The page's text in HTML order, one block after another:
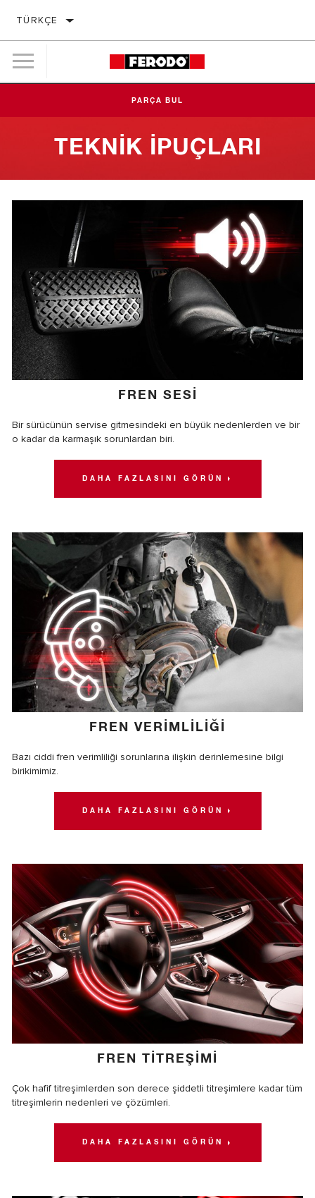
TÜRKÇE
PARÇA BUL
TEKNIK İPUÇLARI
FREN SESİ
Bir sürücünün servise gitmesindeki en büyük nedenlerden ve bir
o kadar da karmaşık sorunlardan biri.
DAHA FAZLASINI GÖRÜN
FREN VERİMLİLİĞİ
Bazı ciddi fren verimliliği sorunlarına ilişkin derinlemesine bilgi
birikimimiz.
DAHA FAZLASINI GÖRÜN
FREN TİTREŞİMİ
Çok hafif titreşimlerden son derece şiddetli titreşimlere kadar tüm
titreşimlerin nedenleri ve çözümleri.
DAHA FAZLASINI GÖRÜN